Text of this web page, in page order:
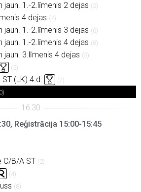
jaun. 1.-2.līmenis 2 dejas (2)
4 dejas (7)
jaun. 1.-2.līmenis 3 dejas (6)
jaun. 1.-2.līmenis 4 dejas (8)
jaun. 3.līmenis 4 dejas (3)
(5)
(LK) 4.d. (7)
Reģistrācija 15:00-15:45
C/B/A ST (2)
(4)
(8)